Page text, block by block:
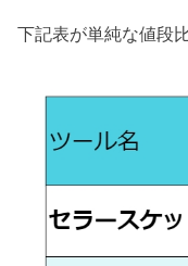
下記表が単純な値段